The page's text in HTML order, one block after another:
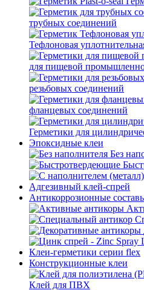
трубных соединений
Тефлоновая
для пищевой
резьбовых соединений
фланцевых соединений
Герметики для
Эпоксидные клеи
Без
Адгезивный клей-спрей
Антикоррозионные
Клеи-герметики серии flex
Конструкционные клеи